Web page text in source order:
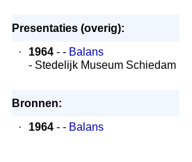
Presentaties (overig):
·
1964- - Balans
- Stedelijk Museum Schiedam
Bronnen:
·
1964- - Balans